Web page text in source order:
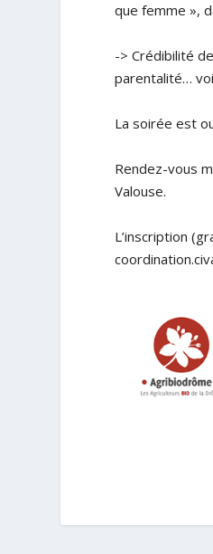
que femme »,
-> Crédibilité
parentalité…
La soirée est
Rendez-vous
Valouse.
L’inscription